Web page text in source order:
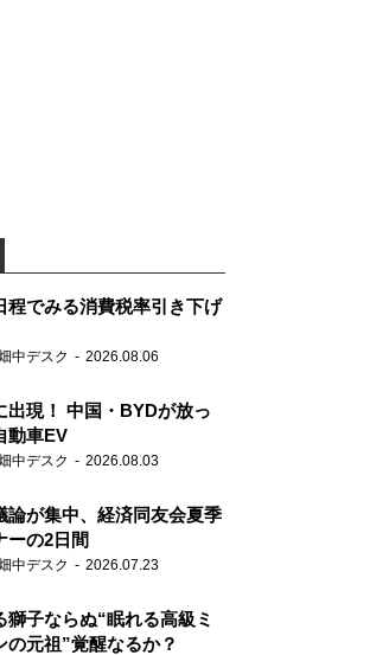
程でみる消費税率引き下げ
中デスク 2026.08.06
出現！ 中国・BYDが放っ
動車EV
中デスク 2026.08.03
論が集中、経済同友会夏季
ーの2日間
中デスク 2026.07.23
獅子ならぬ“眠れる高級ミ
の元祖”覚醒なるか？